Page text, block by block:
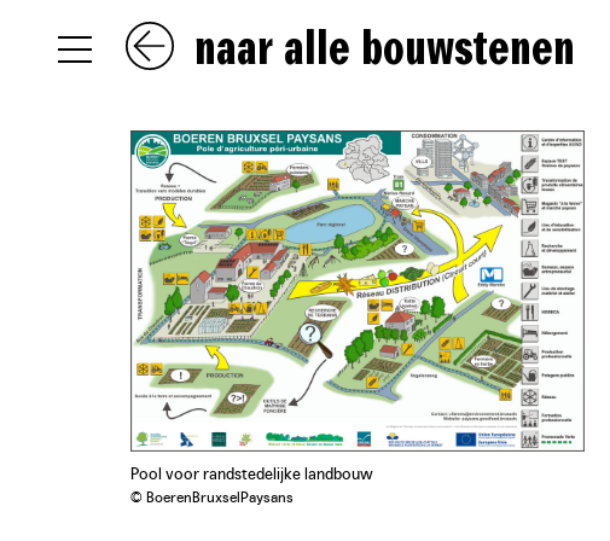
naar alle bouwstenen
Pool voor randstedelijke landbouw
© BoerenBruxselPaysans